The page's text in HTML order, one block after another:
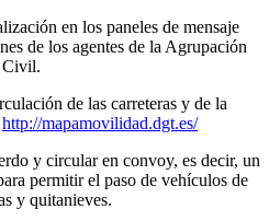
en los paneles de mensaje
de los agentes de la Agrupación
Civil.
de las carreteras y de la
http://mapamovilidad.dgt.es/
y circular en convoy, es decir, un
permitir el paso de vehículos de
y quitanieves.